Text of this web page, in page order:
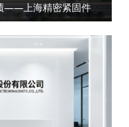
——上海精密紧固件‌‌‌‌